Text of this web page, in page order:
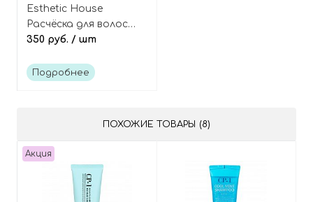
Esthetic House
Расчёска для волос
серебряная
350 руб. / шт
Подробнее
ПОХОЖИЕ ТОВАРЫ (8)
Акция